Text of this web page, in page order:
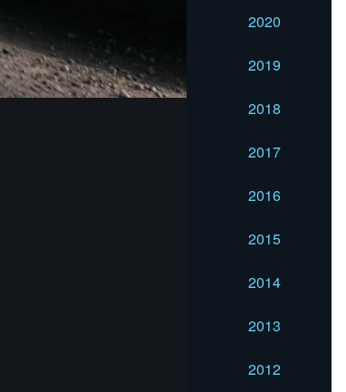
2020
2019
2018
2017
2016
2015
2014
2013
2012